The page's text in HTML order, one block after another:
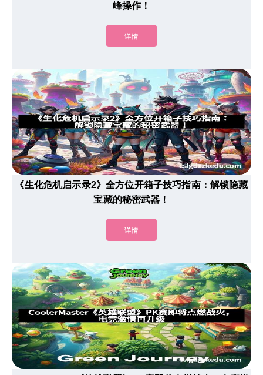
峰操作！
详情
《生化危机启示录2》全方位开箱子技巧指南：解锁隐藏
宝藏的秘密武器！
详情